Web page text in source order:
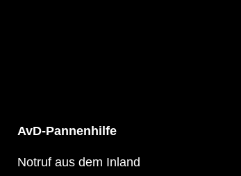
AvD-Pannenhilfe
Notruf aus dem Inland